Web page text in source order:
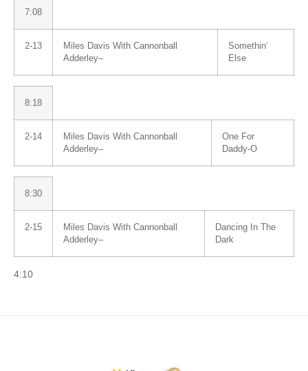
7:08
2-13 Miles Davis With Cannonball
Adderley–
Somethin’
Else
8:18
2-14 Miles Davis With Cannonball
Adderley–
One For
Daddy-O
8:30
2-15 Miles Davis With Cannonball
Adderley–
Dancing In The
Dark
4:10